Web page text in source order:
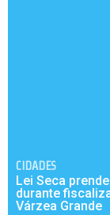
CIDADES
Lei Seca
durante
Várzea Grande